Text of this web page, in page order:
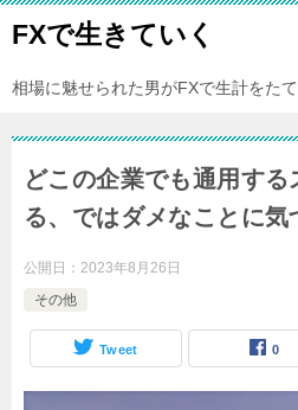
FXで生きていく
相場に魅せられた男がFXで生計をた
どこの企業でも通用す
る、ではダメなことに気
公開日： 2023年8月26日
その他
Tweet 0